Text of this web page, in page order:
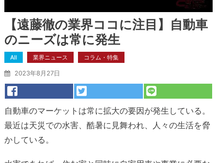
【遠藤徹の業界ココに注目】自動車
のニーズは常に発生
All 業界ニュース コラム・特集
2023年8月27日
自動車のマーケットは常に拡大の要因が発生している。
最近は天災での水害、酷暑に見舞われ、人々の生活を脅
かしている。